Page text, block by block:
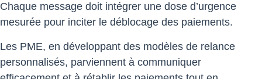
Chaque message doit intégrer une dose d’urgence
mesurée pour inciter le déblocage des paiements.
Les PME, en développant des modèles de relance
personnalisés, parviennent à communiquer